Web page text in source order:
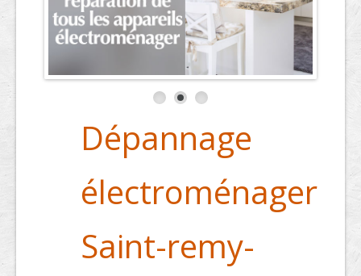
Dépannage
électroménager
Saint-remy-